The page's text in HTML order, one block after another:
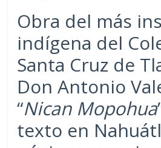
Obra del más
indígena del
Santa Cruz de
Don Antonio
“Nican Mopohua
texto en